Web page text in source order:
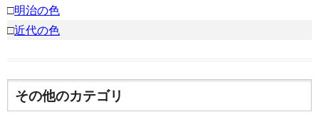
□明治の色
□近代の色
その他のカテゴリ